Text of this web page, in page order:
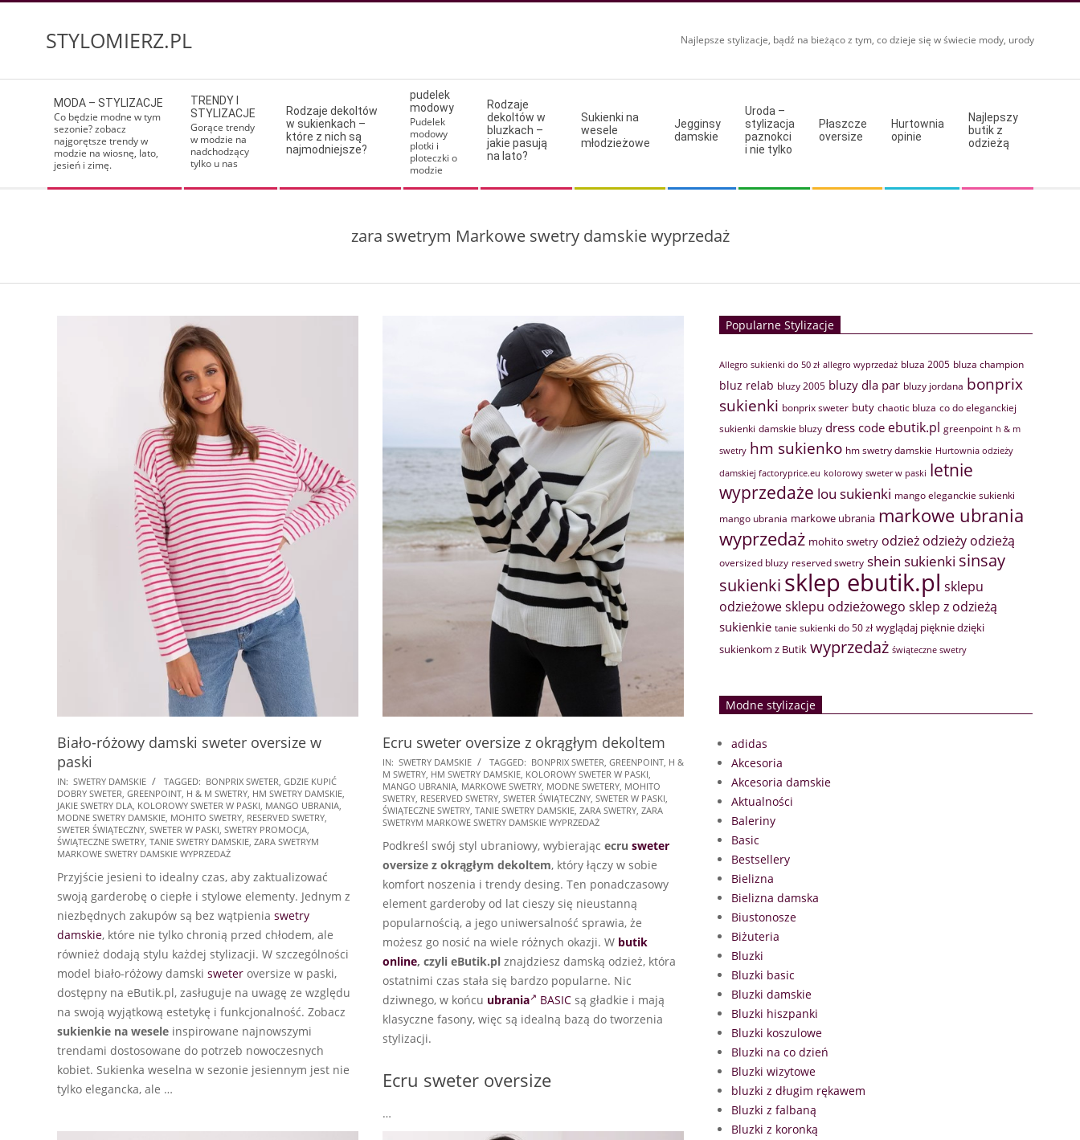
STYLOMIERZ.PL Najlepsze stylizacje, bądź na bieżąco z tym, co dzieje się w świecie mody, urody
Navigation
Menu
MODA – STYLIZACJE
Co będzie modne w tym
sezonie? zobacz
najgorętsze trendy w
modzie na wiosnę, lato,
jesień i zimę.
TRENDY I
STYLIZACJE
Gorące trendy
w modzie na
nadchodzący
tylko u nas
Rodzaje dekoltów
w sukienkach –
które z nich są
najmodniejsze?
pudelek
modowy
Pudelek
modowy
plotki i
ploteczki o
modzie
Rodzaje
dekoltów w
bluzkach –
jakie pasują
na lato?
Sukienki na
wesele
młodzieżowe
Jegginsy
damskie
Uroda –
stylizacja
paznokci
i nie tylko
Płaszcze
oversize
Hurtownia
opinie
Najlepszy
butik z
odzieżą
zara swetrym Markowe swetry damskie wyprzedaż
Biało-różowy damski sweter oversize w
paski
2025-
11-
17
IN: SWETRY DAMSKIE TAGGED: BONPRIX SWETER, GDZIE KUPIĆ
DOBRY SWETER, GREENPOINT, H & M SWETRY, HM SWETRY DAMSKIE,
JAKIE SWETRY DLA, KOLOROWY SWETER W PASKI, MANGO UBRANIA,
MODNE SWETRY DAMSKIE, MOHITO SWETRY, RESERVED SWETRY,
SWETER ŚWIĄTECZNY, SWETER W PASKI, SWETRY PROMOCJA,
ŚWIĄTECZNE SWETRY, TANIE SWETRY DAMSKIE, ZARA SWETRYM
MARKOWE SWETRY DAMSKIE WYPRZEDAŻ
Przyjście jesieni to idealny czas, aby zaktualizować
swoją garderobę o ciepłe i stylowe elementy. Jednym z
niezbędnych zakupów są bez wątpienia swetry
damskie, które nie tylko chronią przed chłodem, ale
również dodają stylu każdej stylizacji. W szczególności
model biało-różowy damski sweter oversize w paski,
dostępny na eButik.pl, zasługuje na uwagę ze względu
na swoją wyjątkową estetykę i funkcjonalność. Zobacz
sukienkie na wesele inspirowane najnowszymi
trendami dostosowane do potrzeb nowoczesnych
kobiet. Sukienka weselna w sezonie jesiennym jest nie
tylko elegancka, ale …
Ecru sweter oversize z okrągłym dekoltem
2025-
11-
17
IN: SWETRY DAMSKIE TAGGED: BONPRIX SWETER, GREENPOINT, H &
M SWETRY, HM SWETRY DAMSKIE, KOLOROWY SWETER W PASKI,
MANGO UBRANIA, MARKOWE SWETRY, MODNE SWETERY, MOHITO
SWETRY, RESERVED SWETRY, SWETER ŚWIĄTECZNY, SWETER W PASKI,
ŚWIĄTECZNE SWETRY, TANIE SWETRY DAMSKIE, ZARA SWETRY, ZARA
SWETRYM MARKOWE SWETRY DAMSKIE WYPRZEDAŻ
Podkreśl swój styl ubraniowy, wybierając ecru sweter
oversize z okrągłym dekoltem, który łączy w sobie
komfort noszenia i trendy desing. Ten ponadczasowy
element garderoby od lat cieszy się nieustanną
popularnością, a jego uniwersalność sprawia, że
możesz go nosić na wiele różnych okazji. W butik
online, czyli eButik.pl znajdziesz damską odzież, która
ostatnimi czas stała się bardzo popularne. Nic
dziwnego, w końcu ubrania BASIC są gładkie i mają
klasyczne fasony, więc są idealną bazą do tworzenia
stylizacji.
Ecru sweter oversize
…
Popularne Stylizacje
Allegro sukienki do 50 zł allegro wyprzedaż bluza 2005 bluza champion
bluz relab bluzy 2005 bluzy dla par bluzy jordana bonprix
sukienki bonprix sweter buty chaotic bluza co do eleganckiej
sukienki damskie bluzy dress code ebutik.pl greenpoint h & m
swetry hm sukienko hm swetry damskie Hurtownia odzieży
damskiej factoryprice.eu kolorowy sweter w paski letnie
wyprzedaże lou sukienki mango eleganckie sukienki
mango ubrania markowe ubrania markowe ubrania
wyprzedaż mohito swetry odzież odzieży odzieżą
oversized bluzy reserved swetry shein sukienki sinsay
sukienki sklep ebutik.pl sklepu
odzieżowesklepu odzieżowego sklep z odzieżą
sukienkie tanie sukienki do 50 zł wyglądaj pięknie dzięki
sukienkom z Butik wyprzedaż świąteczne swetry
Modne stylizacje
adidas
Akcesoria
Akcesoria damskie
Aktualności
Baleriny
Basic
Bestsellery
Bielizna
Bielizna damska
Biustonosze
Biżuteria
Bluzki
Bluzki basic
Bluzki damskie
Bluzki hiszpanki
Bluzki koszulowe
Bluzki na co dzień
Bluzki wizytowe
bluzki z długim rękawem
Bluzki z falbaną
Bluzki z koronką